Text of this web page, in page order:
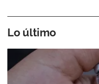
Gracias por
Lo último